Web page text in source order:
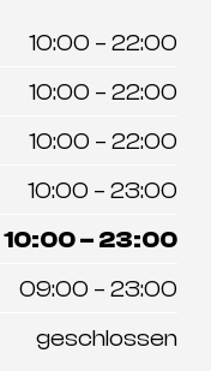
10:00 – 22:00
10:00 – 22:00
10:00 – 22:00
10:00 – 23:00
10:00 – 23:00
09:00 – 23:00
geschlossen